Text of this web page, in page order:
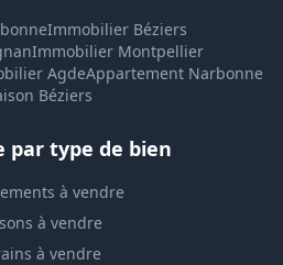
Immobilier Béziers
Immobilier Montpellier
AgdeAppartement Narbonne
Béziers
par type de bien
à vendre
à vendre
à vendre